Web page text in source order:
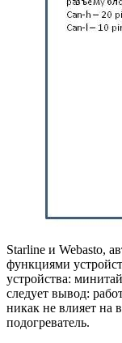
Starline и Webasto,
функциями
устройства:
следует вывод:
никак не влияет на
подогреватель.